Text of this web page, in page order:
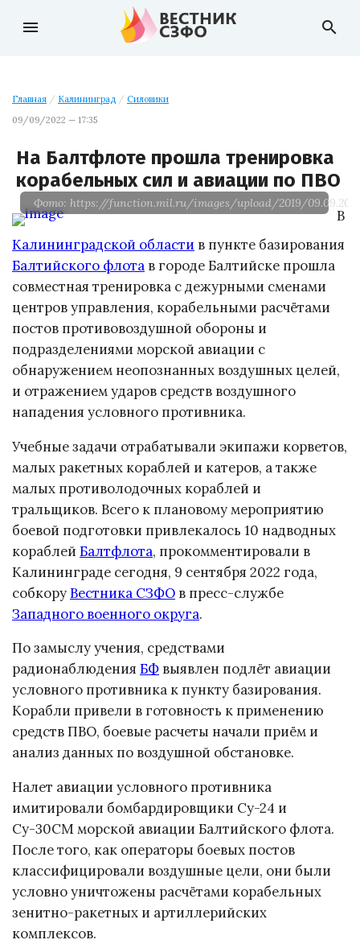
menu search
Главная / Калининград / Силовики
09/09/2022 — 17:35
На Балтфлоте прошла тренировка
корабельных сил и авиации по ПВО
Фото: https://function.mil.ru/images/upload/2019/
В
Калининградской области в пункте базирования
Балтийского флота в городе Балтийске прошла
совместная тренировка с дежурными сменами
центров управления, корабельными расчётами
постов противовоздушной обороны и
подразделениями морской авиации с
обнаружением неопознанных воздушных целей,
и отражением ударов средств воздушного
нападения условного противника.
Учебные задачи отрабатывали экипажи корветов,
малых ракетных кораблей и катеров, а также
малых противолодочных кораблей и
тральщиков. Всего к плановому мероприятию
боевой подготовки привлекалось 10 надводных
кораблей Балтфлота, прокомментировали в
Калининграде сегодня, 9 сентября 2022 года,
собкоруВестника СЗФО в пресс-службе
Западного военного округа.
По замыслу учения, средствами
радионаблюдения БФ выявлен подлёт авиации
условного противника к пункту базирования.
Корабли привели в готовность к применению
средств ПВО, боевые расчеты начали приём и
анализ данных по воздушной обстановке.
Налет авиации условного противника
имитировали бомбардировщики Су-24 и
Су-30СМ морской авиации Балтийского флота.
После того, как операторы боевых постов
классифицировали воздушные цели, они были
условно уничтожены расчётами корабельных
зенитно-ракетных и артиллерийских
комплексов.